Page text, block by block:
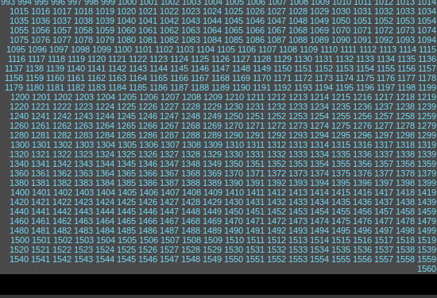
1015 1016 1017 1018 1019 1020 1021 1022 1023 1024 1025 1026 1027 1028 1029 1030 1031 1032 1033 1034
1035 1036 1037 1038 1039 1040 1041 1042 1043 1044 1045 1046 1047 1048 1049 1050 1051 1052 1053 1054
1055 1056 1057 1058 1059 1060 1061 1062 1063 1064 1065 1066 1067 1068 1069 1070 1071 1072 1073 1074
1075 1076 1077 1078 1079 1080 1081 1082 1083 1084 1085 1086 1087 1088 1089 1090 1091 1092 1093 1094
1095 1096 1097 1098 1099 1100 1101 1102 1103 1104 1105 1106 1107 1108 1109 1110 1111 1112 1113 1114 1115
1116 1117 1118 1119 1120 1121 1122 1123 1124 1125 1126 1127 1128 1129 1130 1131 1132 1133 1134 1135 1136
1137 1138 1139 1140 1141 1142 1143 1144 1145 1146 1147 1148 1149 1150 1151 1152 1153 1154 1155 1156 1157
1158 1159 1160 1161 1162 1163 1164 1165 1166 1167 1168 1169 1170 1171 1172 1173 1174 1175 1176 1177 1178
1179 1180 1181 1182 1183 1184 1185 1186 1187 1188 1189 1190 1191 1192 1193 1194 1195 1196 1197 1198 1199
1200 1201 1202 1203 1204 1205 1206 1207 1208 1209 1210 1211 1212 1213 1214 1215 1216 1217 1218 1219
1220 1221 1222 1223 1224 1225 1226 1227 1228 1229 1230 1231 1232 1233 1234 1235 1236 1237 1238 1239
1240 1241 1242 1243 1244 1245 1246 1247 1248 1249 1250 1251 1252 1253 1254 1255 1256 1257 1258 1259
1260 1261 1262 1263 1264 1265 1266 1267 1268 1269 1270 1271 1272 1273 1274 1275 1276 1277 1278 1279
1280 1281 1282 1283 1284 1285 1286 1287 1288 1289 1290 1291 1292 1293 1294 1295 1296 1297 1298 1299
1300 1301 1302 1303 1304 1305 1306 1307 1308 1309 1310 1311 1312 1313 1314 1315 1316 1317 1318 1319
1320 1321 1322 1323 1324 1325 1326 1327 1328 1329 1330 1331 1332 1333 1334 1335 1336 1337 1338 1339
1340 1341 1342 1343 1344 1345 1346 1347 1348 1349 1350 1351 1352 1353 1354 1355 1356 1357 1358 1359
1360 1361 1362 1363 1364 1365 1366 1367 1368 1369 1370 1371 1372 1373 1374 1375 1376 1377 1378 1379
1380 1381 1382 1383 1384 1385 1386 1387 1388 1389 1390 1391 1392 1393 1394 1395 1396 1397 1398 1399
1400 1401 1402 1403 1404 1405 1406 1407 1408 1409 1410 1411 1412 1413 1414 1415 1416 1417 1418 1419
1420 1421 1422 1423 1424 1425 1426 1427 1428 1429 1430 1431 1432 1433 1434 1435 1436 1437 1438 1439
1440 1441 1442 1443 1444 1445 1446 1447 1448 1449 1450 1451 1452 1453 1454 1455 1456 1457 1458 1459
1460 1461 1462 1463 1464 1465 1466 1467 1468 1469 1470 1471 1472 1473 1474 1475 1476 1477 1478 1479
1480 1481 1482 1483 1484 1485 1486 1487 1488 1489 1490 1491 1492 1493 1494 1495 1496 1497 1498 1499
1500 1501 1502 1503 1504 1505 1506 1507 1508 1509 1510 1511 1512 1513 1514 1515 1516 1517 1518 1519
1520 1521 1522 1523 1524 1525 1526 1527 1528 1529 1530 1531 1532 1533 1534 1535 1536 1537 1538 1539
1540 1541 1542 1543 1544 1545 1546 1547 1548 1549 1550 1551 1552 1553 1554 1555 1556 1557 1558 1559
1560